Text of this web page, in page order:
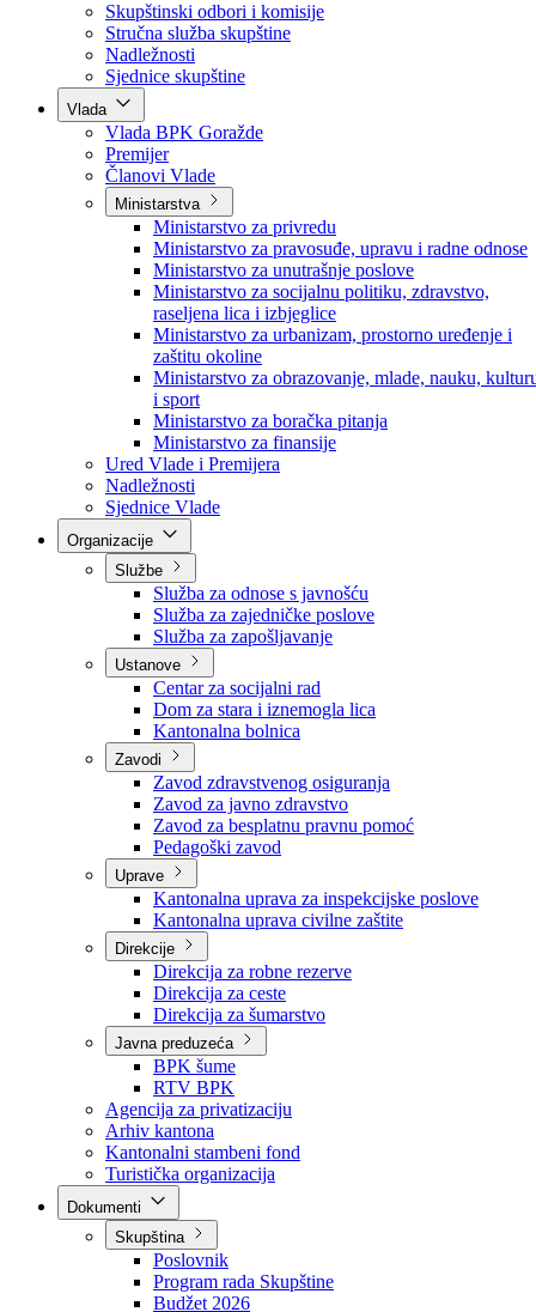
Poslanici po strankama
Poslanici po klubovima naroda
Kolegij skupštine
Skupštinski odbori i komisije
Stručna služba skupštine
Nadležnosti
Sjednice skupštine
Vlada
Vlada BPK Goražde
Premijer
Članovi Vlade
Ministarstva
Ministarstvo za privredu
Ministarstvo za pravosuđe, upravu i radne odnose
Ministarstvo za unutrašnje poslove
Ministarstvo za socijalnu politiku, zdravstvo,
raseljena lica i izbjeglice
Ministarstvo za urbanizam, prostorno uređenje i
zaštitu okoline
Ministarstvo za obrazovanje, mlade, nauku,
i sport
Ministarstvo za boračka pitanja
Ministarstvo za finansije
Ured Vlade i Premijera
Nadležnosti
Sjednice Vlade
Službe
Služba za odnose s javnošću
Služba za zajedničke poslove
Služba za zapošljavanje
Ustanove
Centar za socijalni rad
Dom za stara i iznemogla lica
Kantonalna bolnica
Zavodi
Zavod zdravstvenog osiguranja
Zavod za javno zdravstvo
Zavod za besplatnu pravnu pomoć
Pedagoški zavod
Uprave
Kantonalna uprava za inspekcijske poslove
Kantonalna uprava civilne zaštite
Direkcije
Direkcija za robne rezerve
Direkcija za ceste
Direkcija za šumarstvo
Javna preduzeća
BPK šume
RTV BPK
Agencija za privatizaciju
Arhiv kantona
Kantonalni stambeni fond
Turistička organizacija
Skupština